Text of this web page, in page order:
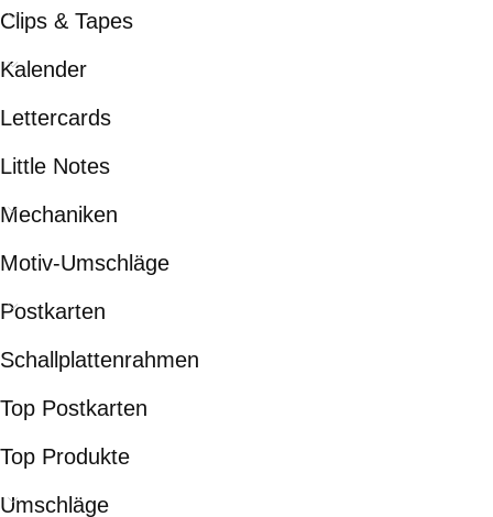
Clips & Tapes
Kalender
Lettercards
Little Notes
Mechaniken
Motiv-Umschläge
Postkarten
Schallplattenrahmen
Top Postkarten
Top Produkte
Umschläge